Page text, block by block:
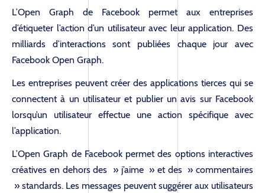
L’Open Graph de Facebook permet aux entreprises
d’étiqueter l’action d’un utilisateur avec leur application. Des
milliards d’interactions sont publiées chaque jour avec
Facebook Open Graph.
Les entreprises peuvent créer des applications tierces qui se
connectent à un utilisateur et publier un avis sur Facebook
lorsqu’un utilisateur effectue une action spécifique avec
l’application.
L’Open Graph de Facebook permet des options interactives
créatives en dehors des » j’aime » et des » commentaires
» standards. Les messages peuvent suggérer aux utilisateurs